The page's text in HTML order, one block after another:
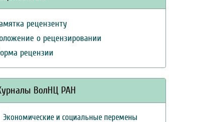
рецензенту
о рецензировании
рецензии
ВолНЦ РАН
Экономические и социальные перемены